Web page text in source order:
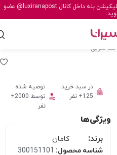
بله داخل کانال@luxiranapost عضو
ضد تعریق
در سبد خرید
125+ نفر
توصیه شده
توسط 2000+
نفر
ویژگی‌ها
برند:
کامان
شناسه محصول: 300151101